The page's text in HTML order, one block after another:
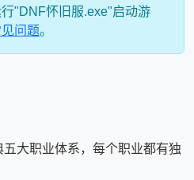
"DNF怀旧服.exe"启动游
问题。
大职业体系，每个职业都有独